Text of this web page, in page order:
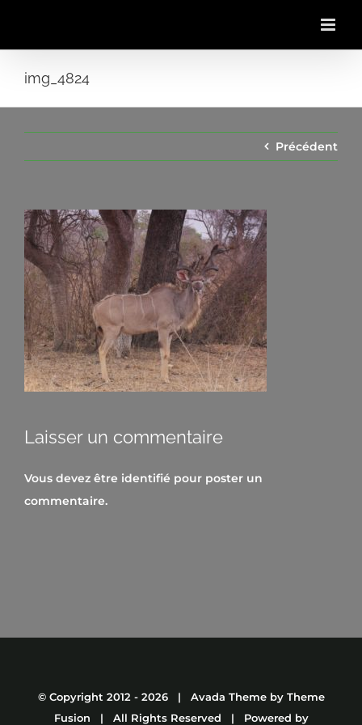
img_4824
Précédent
Laisser un commentaire
Vous devez être identifié pour poster un
commentaire.
© Copyright 2012 - 2026 | Avada Theme by Theme
Fusion | All Rights Reserved | Powered by